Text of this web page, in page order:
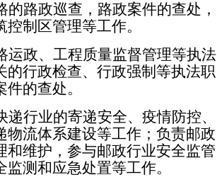
的路政巡查，路政案件的查处，
制区管理等工作。
运政、工程质量监督管理等执法
的行政检查、行政强制等执法职
的查处。
行业的寄递安全、疫情防控、
流体系建设等工作；负责邮政
维护，参与邮政行业安全监管
测和应急处置等工作。